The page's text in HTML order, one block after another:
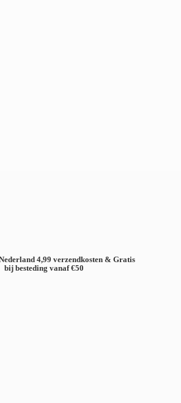
4,99 verzendkosten & Gratis
bij besteding vanaf €50